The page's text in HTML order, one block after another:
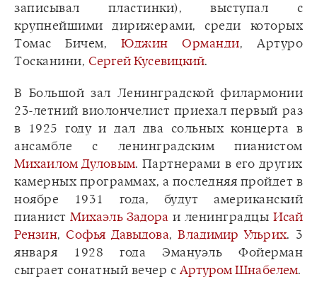
записывал пластинки), выступал с
крупнейшими дирижерами, среди которых
Томас Бичем, Юджин Орманди, Артуро
Тосканини, Сергей Кусевицкий.
В Большой зал Ленинградской филармонии
23-летний виолончелист приехал первый раз
в 1925 году и дал два сольных концерта в
ансамбле с ленинградским пианистом
Михаилом Дуловым. Партнерами в его других
камерных программах, а последняя пройдет в
ноябре 1931 года, будут американский
пианист Михаэль Задора и ленинградцы Исай
Рензин,Софья Давыдова,Владимир Ульрих. 3
января 1928 года Эмануэль Фойерман
сыграет сонатный вечер с Артуром Шнабелем.